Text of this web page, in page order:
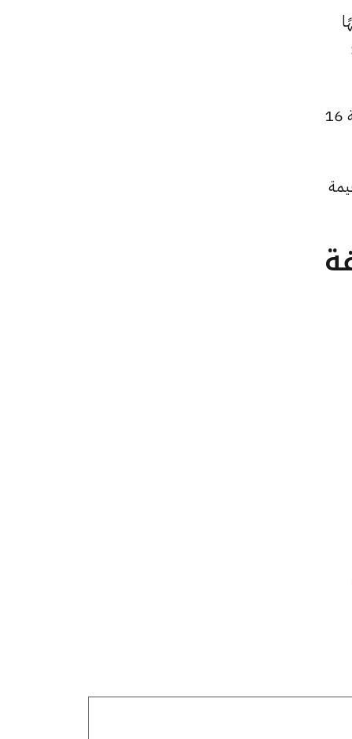
و134723 جنيهًا
كما ارتفع سعر الجنيه الذهب ليصل إلى 30400 جنيهًا للبيع و30320 جنيهًا للشراء، بعد زيادة بقيمة 16
بقيمة